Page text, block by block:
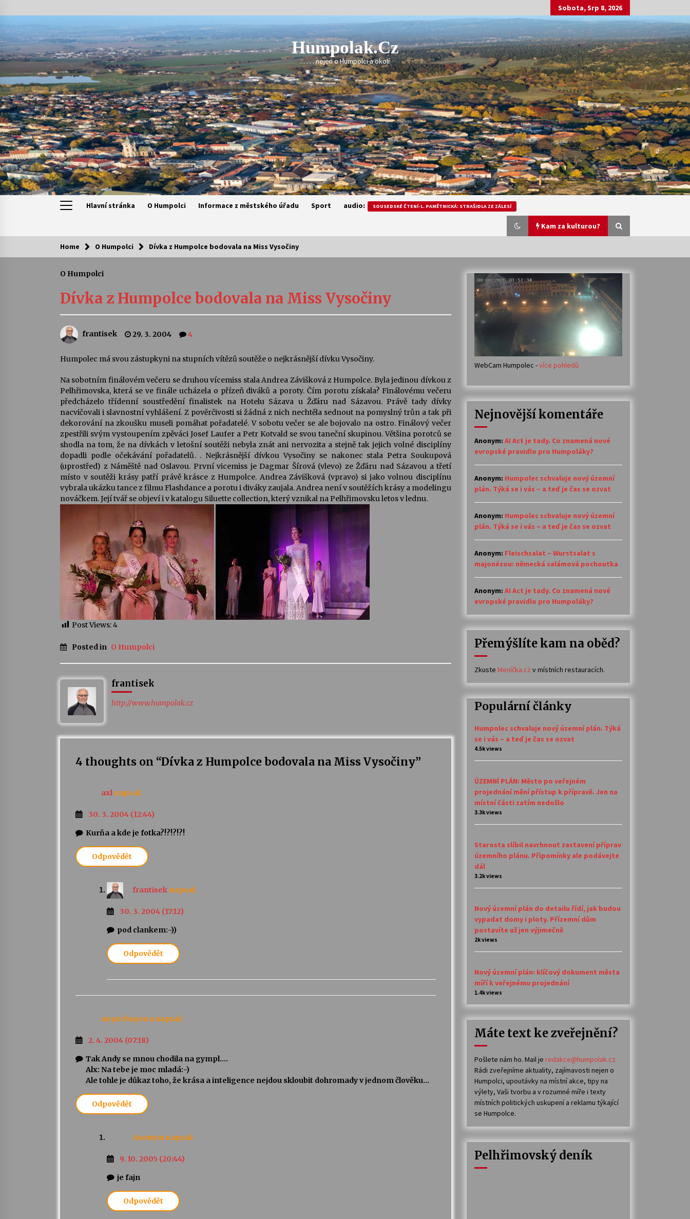
to
Sobota, Srp 8, 2026
Humpolak.cz
. . . . . nejen o Humpolci a okolí
Hlavní stránka O Humpolci Informace z městského úřadu Sport audio: SOUSEDSKÉ ČTENÍ-L. PAMĚTNICKÁ: STRAŠIDLA ZE ZÁLESÍ
Kam za kulturou?
Kam za kulturou?
Camerata a Sukuba Ensemble
4. 8. 2026
Stávám se kapkou
30. 7. 2026
Veselí muzikanti
30. 7. 2026
Pozvánka na integrační festival
Quijotova šedesátka: 28. 7.–1. 8.
28. 7. 2026
Votavžatský ploty
23. 7. 2026
Letní koncerty ve Stromovce: Rufus
Miller
22. 7. 2026
Vysočinka
17. 7. 2026 14. 7. 2026
Za kulturou kousek za Humpolec. V
Želivě ožije odkaz Josefa Čapka
13. 7. 2026
Varhanní recitál Michala Novenka v
Klášteře Želiv
3. 7. 2026
30. 6. 2026
Home O Humpolci Dívka z Humpolce bodovala na Miss Vysočiny
O Humpolci
Dívka z Humpolce bodovala na Miss Vysočiny
frantisek 29. 3. 2004 4
Humpolec má svou zástupkyni na stupních vítězů soutěže o nejkrásnější dívku Vysočiny.
Na sobotním finálovém večeru se druhou vícemiss stala Andrea Závišková z Humpolce. Byla jedinou dívkou z
Pelhřimovska, která se ve finále ucházela o přízeň diváků a poroty. Čím porotu získala? Finálovému večeru
předcházelo třídenní soustředění finalistek na Hotelu Sázava u Žďáru nad Sázavou. Právě tady dívky
nacvičovali i slavnostní vyhlášení. Z pověrčivosti si žádná z nich nechtěla sednout na pomyslný trůn a tak při
dekorování na zkoušku museli pomáhat pořadatelé. V sobotu večer se ale bojovalo na ostro. Finálový večer
zpestřili svým vystoupením zpěváci Josef Laufer a Petr Kotvald se svou taneční skupinou. Většina porotců se
shodla na tom, že na dívkách v letošní soutěži nebyla znát ani nervozita a stejně tak jejich volné disciplíny
dopadli podle očekávání pořadatelů. . Nejkrásnější dívkou Vysočiny se nakonec stala Petra Soukupová
(uprostřed) z Náměště nad Oslavou. První vicemiss je Dagmar Šírová (vlevo) ze Žďáru nad Sázavou a třetí
místo v soutěži krásy patří právě krásce z Humpolce. Andrea Závišková (vpravo) si jako volnou disciplínu
vybrala ukázku tance z filmu Flashdance a porotu i diváky zaujala. Andrea není v soutěžích krásy a modelingu
nováčkem. Její tvář se objeví i v katalogu Siluette collection, který vznikal na Pelhřimovsku letos v lednu.
Post Views:4
Posted in O Humpolci
frantisek
http://www.humpolak.cz
4 thoughts on “Dívka z Humpolce bodovala na Miss Vysočiny”
axl napsal:
30. 3. 2004 (12:44)
Kurňa a kde je fotka?!?!?!?!
Odpovědět
frantisek napsal:
30. 3. 2004 (17:12)
pod clankem:-))
Odpovědět
nepochopena napsal:
2. 4. 2004 (07:18)
Tak Andy se mnou chodila na gympl….
Alx: Na tebe je moc mladá:-)
Ale tohle je důkaz toho, že krása a inteligence nejdou skloubit dohromady v jednom člověku…
Odpovědět
Anonym napsal:
9. 10. 2005 (20:44)
je fajn
Odpovědět
WebCam Humpolec -více pohledů
Nejnovější komentáře
Anonym: AI Act je tady. Co znamená nové
evropské pravidlo pro Humpoláky?
Anonym: Humpolec schvaluje nový územní
plán. Týká se i vás – a teď je čas se ozvat
Anonym: Humpolec schvaluje nový územní
plán. Týká se i vás – a teď je čas se ozvat
Anonym: Fleischsalat – Wurstsalat s
majonézou: německá salámová pochoutka
Anonym: AI Act je tady. Co znamená nové
evropské pravidlo pro Humpoláky?
Přemýšlíte kam na oběd?
Zkuste Meníčka.cz v místních restauracích.
Populární články
Humpolec schvaluje nový územní plán. Týká
se i vás – a teď je čas se ozvat
4.5k views
ÚZEMNÍ PLÁN: Město po veřejném
projednání mění přístup k přípravě. Jen na
místní části zatím nedošlo
3.3k views
Starosta slíbil navrhnout zastavení příprav
územního plánu. Připomínky ale podávejte
dál
3.2k views
Nový územní plán do detailu řídí, jak budou
vypadat domy i ploty. Přízemní dům
postavíte už jen výjimečně
2k views
Nový územní plán: klíčový dokument města
míří k veřejnému projednání
1.4k views
Máte text ke zveřejnění?
Pošlete nám ho. Mail je redakce@humpolak.cz
Rádi zveřejníme aktuality, zajímavosti nejen o
Humpolci, upoutávky na místní akce, tipy na
výlety, Vaši tvorbu a v rozumné míře i texty
místních politických uskupení a reklamu týkající
se Humpolce.
Pelhřimovský deník